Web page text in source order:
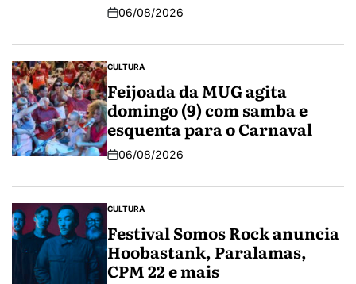
06/08/2026
CULTURA
Feijoada da MUG agita
domingo (9) com samba e
esquenta para o Carnaval
06/08/2026
CULTURA
Festival Somos Rock anuncia
Hoobastank, Paralamas,
CPM 22 e mais